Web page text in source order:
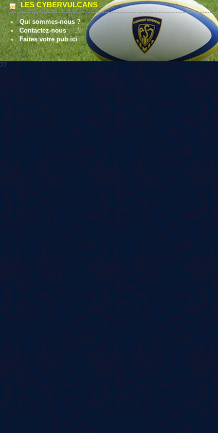
LES CYBERVULCANS
Qui sommes-nous ?
Contactez-nous
Faites votre pub ici
22